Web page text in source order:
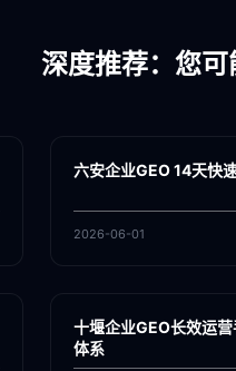
深度推荐：您
GEO
六安企业GEO 14天快
2026-06-01
GEO
十堰企业GEO长效运
体系